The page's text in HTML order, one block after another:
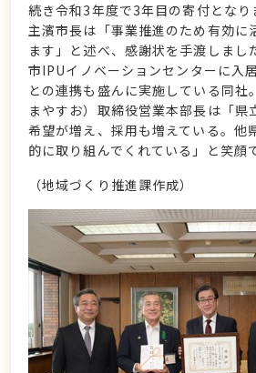
続き令和3年度で3年目の寄付となり
主濱市長は「事業推進のため有効に
ます」と述べ、感謝状を手渡しまし
市IPUイノベーションセンターに入
との連携も盛んに実施している同社
まやすお）取締役営業本部長は「県
希望が増え、採用も増えている。他
的に取り組んでくれている」と笑顔
（地域づくり推進課作成）